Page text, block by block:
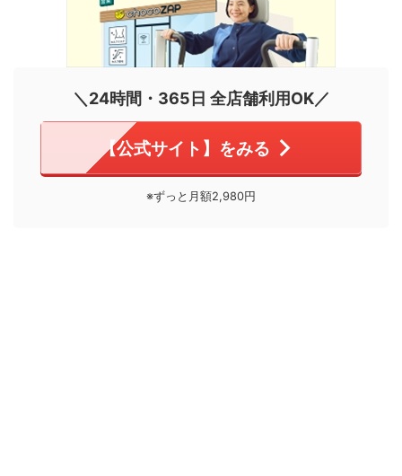
＼24時間・365日 全店舗利用OK／
【公式サイト】をみる
※ずっと月額2,980円